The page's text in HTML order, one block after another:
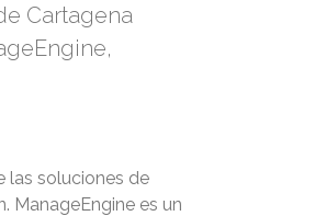
Cartagena
las soluciones de
ManageEngine es un